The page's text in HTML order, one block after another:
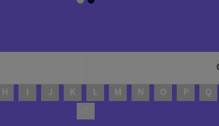
H J K L M N O P Q